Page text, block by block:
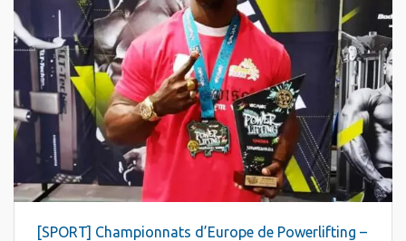
[SPORT] Championnats d’Europe de Powerlifting –